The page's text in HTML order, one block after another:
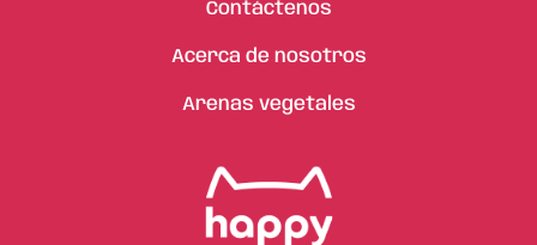
Contáctenos
Acerca de nosotros
Arenas vegetales